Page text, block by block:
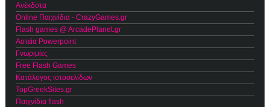
Ανέκδοτα
Online Παιχνίδια - CrazyGames.gr
Flash games @ ArcadePlanet.gr
Αστεία Powerpoint
Γνωριμίες
Free Flash Games
Κατάλογος ιστοσελίδων
TopGreekSites.gr
Παιχνίδια flash